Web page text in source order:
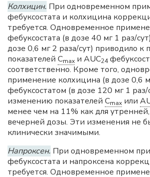
Колхицин. При одновременном
фебуксостата и колхицина
требуется. Одновременное
фебуксостата (в дозе 40 мг 1 раз/
дозе 0,6 мг 2 раза/сут) приводило
показателей Cmax и AUC24
соответственно. Кроме того,
применение колхицина (в дозе 0,6
фебуксостатом (в дозе 120 мг 1
изменению показателей Cmax или
менее чем на 11% как для
вечерней дозы. Эти изменения не
клинически значимыми.
Напроксен. При одновременном
фебуксостата и напроксена
требуется. Одновременное